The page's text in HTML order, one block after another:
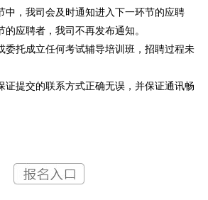
，我司会及时通知进入下一环节的应聘
应聘者，我司不再发布通知。
托成立任何考试辅导培训班，招聘过程未
提交的联系方式正确无误，并保证通讯畅